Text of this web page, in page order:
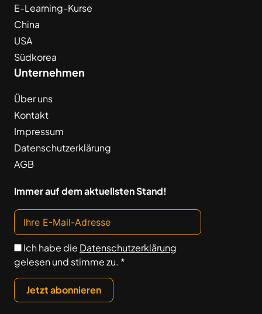
E-Learning-Kurse
China
USA
Südkorea
Unternehmen
Über uns
Kontakt
Impressum
Datenschutzerklärung
AGB
Immer auf dem aktuellsten Stand!
Ich habe die Datenschutzerklärung
gelesen und stimme zu. *
Jetzt abonnieren